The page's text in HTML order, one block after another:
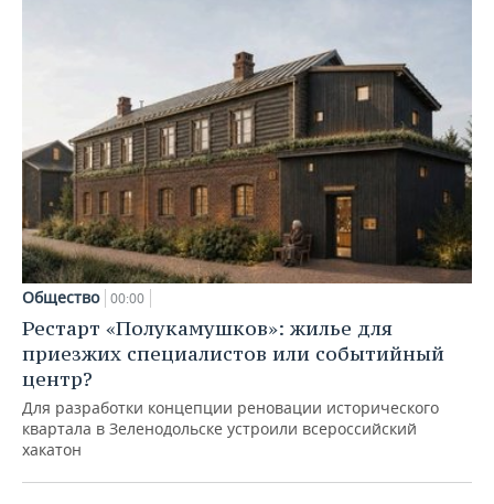
Общество 00:00
Рестарт «Полукамушков»: жилье для
приезжих специалистов или событийный
центр?
Для разработки концепции реновации исторического
квартала в Зеленодольске устроили всероссийский
хакатон